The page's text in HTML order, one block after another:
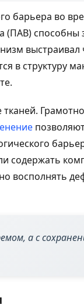
барьера во
(ПАВ) способны
в структуру
тканей.
содержать
восполнять
а с